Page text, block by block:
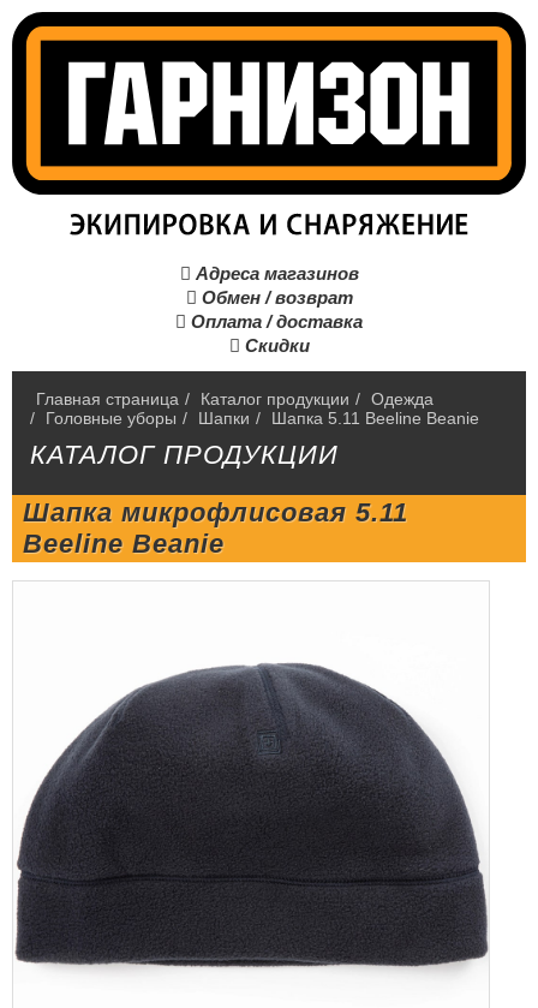
 Адреса магазинов
 Обмен / возврат
 Оплата / доставка
 Скидки
Главная страница / Каталог продукции / Одежда
/
Головные уборы / Шапки / Шапка 5.11 Beeline Beanie
КАТАЛОГ ПРОДУКЦИИ
Шапка микрофлисовая 5.11
Beeline Beanie